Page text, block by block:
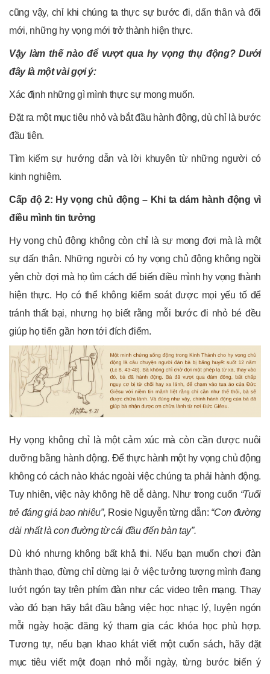
cũng vậy, chỉ khi chúng ta thực sự bước đi, dấn thân và đổi
mới, những hy vọng mới trở thành hiện thực.
Vậy làm thế nào để vượt qua hy vọng thụ động? Dưới
đây là một vài gợi ý:
Xác định những gì mình thực sự mong muốn.
Đặt ra một mục tiêu nhỏ và bắt đầu hành động, dù chỉ là bước
đầu tiên.
Tìm kiếm sự hướng dẫn và lời khuyên từ những người có
kinh nghiệm.
Cấp độ 2: Hy vọng chủ động – Khi ta dám hành động vì
điều mình tin tưởng
Hy vọng chủ động không còn chỉ là sự mong đợi mà là một
sự dấn thân. Những người có hy vọng chủ động không ngồi
yên chờ đợi mà họ tìm cách để biến điều mình hy vọng thành
hiện thực. Họ có thể không kiểm soát được mọi yếu tố để
tránh thất bại, nhưng họ biết rằng mỗi bước đi nhỏ bé đều
giúp họ tiến gần hơn tới đích điểm.
Hy vọng không chỉ là một cảm xúc mà còn cần được nuôi
dưỡng bằng hành động. Để thực hành một hy vọng chủ động
không có cách nào khác ngoài việc chúng ta phải hành động.
Tuy nhiên, việc này không hề dễ dàng. Như trong cuốn “Tuổi
trẻ đáng giá bao nhiêu”, Rosie Nguyễn từng dẫn: “Con đường
dài nhất là con đường từ cái đầu đến bàn tay”.
Dù khó nhưng không bất khả thi. Nếu bạn muốn chơi đàn
thành thạo, đừng chỉ dừng lại ở việc tưởng tượng mình đang
lướt ngón tay trên phím đàn như các video trên mạng. Thay
vào đó bạn hãy bắt đầu bằng việc học nhạc lý, luyện ngón
mỗi ngày hoặc đăng ký tham gia các khóa học phù hợp.
Tương tự, nếu bạn khao khát viết một cuốn sách, hãy đặt
mục tiêu viết một đoạn nhỏ mỗi ngày, từng bước biến ý